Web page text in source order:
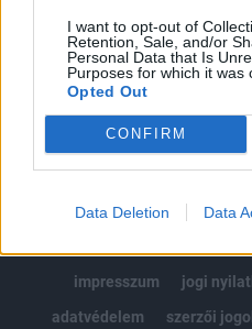
I want to opt-out of
Retention, Sale, and/or
Personal Data that Is
Purposes for which it was
Opted Out
CONFIRM
Data Deletion Data
MÁR ELŐFIZETŐNK VAGY?
impresszum
jogi
adatvédelem
szerzői